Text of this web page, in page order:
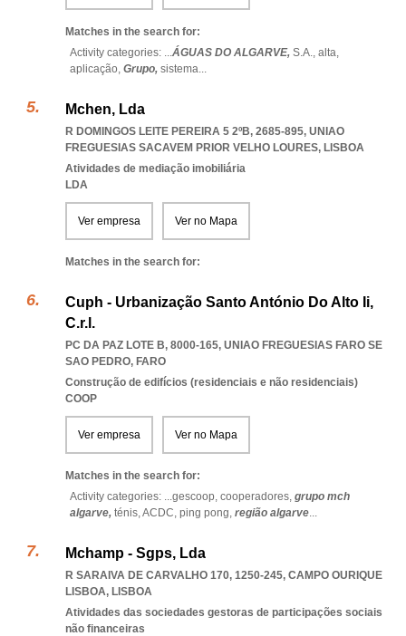
Matches in the search for:
Activity categories: ...ÁGUAS DO ALGARVE, S.A., alta,
aplicação, Grupo, sistema...
Mchen, Lda
R DOMINGOS LEITE PEREIRA 5 2ºB, 2685-895, UNIAO
FREGUESIAS SACAVEM PRIOR VELHO LOURES, LISBOA
Atividades de mediação imobiliária
LDA
Ver empresa Ver no Mapa
Matches in the search for:
Cuph - Urbanização Santo António Do Alto Ii,
C.r.l.
PC DA PAZ LOTE B, 8000-165, UNIAO FREGUESIAS FARO SE
SAO PEDRO, FARO
Construção de edifícios (residenciais e não residenciais)
COOP
Ver empresa Ver no Mapa
Matches in the search for:
Activity categories: ...gescoop, cooperadores, grupo mch
algarve, ténis,ACDC, ping pong, região algarve...
Mchamp - Sgps, Lda
R SARAIVA DE CARVALHO 170, 1250-245, CAMPO OURIQUE
LISBOA, LISBOA
Atividades das sociedades gestoras de participações sociais
não financeiras